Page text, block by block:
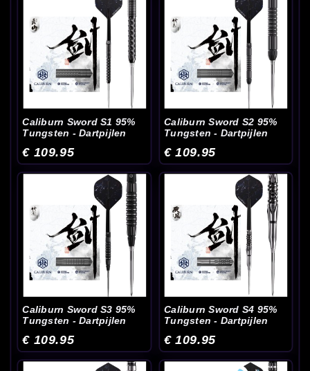
Caliburn Sword S1 95%
Tungsten - Dartpijlen
€ 109.95
Caliburn Sword S2 95%
Tungsten - Dartpijlen
€ 109.95
Caliburn Sword S3 95%
Tungsten - Dartpijlen
€ 109.95
Caliburn Sword S4 95%
Tungsten - Dartpijlen
€ 109.95